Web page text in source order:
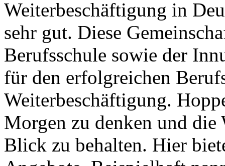
Weiterbeschäftigung in
sehr gut. Diese
Berufsschule sowie der
für den erfolgreichen
Weiterbeschäftigung.
Morgen zu denken und
Blick zu behalten. Hier